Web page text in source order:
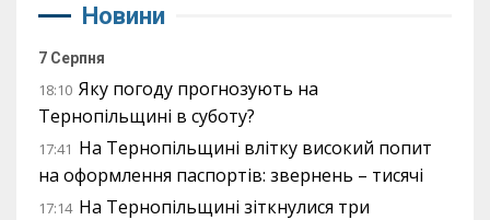
Новини
7 Серпня
18:10 Яку погоду прогнозують на
Тернопільщині в суботу?
17:41 На Тернопільщині влітку високий попит
на оформлення паспортів: звернень – тисячі
17:14 На Тернопільщині зіткнулися три